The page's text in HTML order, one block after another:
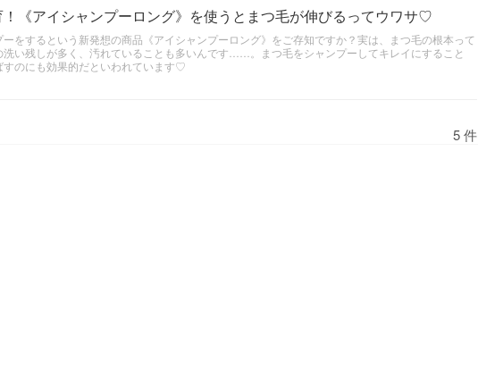
《アイシャンプーロング》を使うとまつ毛が伸びるってウワサ♡
ーをするという新発想の商品《アイシャンプーロング》をご存知ですか？実は、まつ毛の根本って
洗い残しが多く、汚れていることも多いんです……。まつ毛をシャンプーしてキレイにすること
すのにも効果的だといわれています♡
5 件